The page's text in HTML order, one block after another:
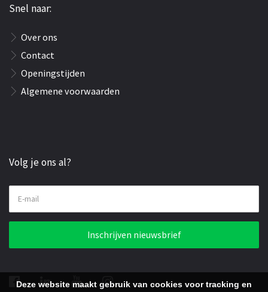
Snel naar:
Over ons
Contact
Openingstijden
Algemene voorwaarden
Volg je ons al?
E-mail
Inschrijven nieuwsbrief
Deze website maakt gebruik van cookies voor tracking en